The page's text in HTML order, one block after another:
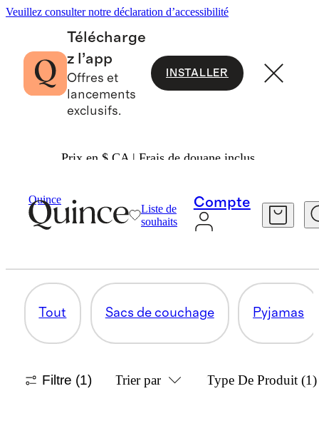
Veuillez consulter notre déclaration d’accessibilité
Télécharge
z l’app
Offres et
lancements
exclusifs.
INSTALLER
Prix en $ CA | Frais de douane inclus.
Quince
Liste de
souhaits
Compte
Bébé Garçon Tout Magasiner
VESTES ET VÊTEMENTS D'EXTÉRIEUR
Tout Sacs de couchage Pyjamas
Filtre (1) Trier par Type De Produit (1)